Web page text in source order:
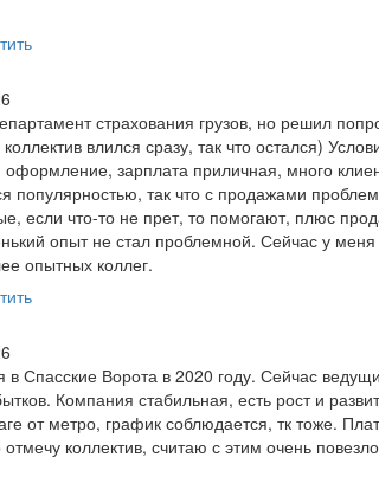
страхования грузов, но решил
влился сразу, так что остался)
оформление, зарплата приличная, много
популярностью, так что с продажами
если что-то не прет, то помогают, плюс
опыт не стал проблемной. Сейчас у
опытных коллег.
в Спасские Ворота в 2020 году. Сейчас
Компания стабильная, есть рост и
от метро, график соблюдается, тк тоже.
коллектив, считаю с этим очень